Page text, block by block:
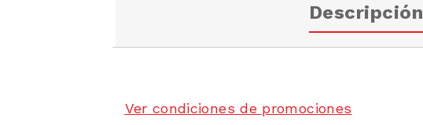
Descripción
Ver condiciones de promociones